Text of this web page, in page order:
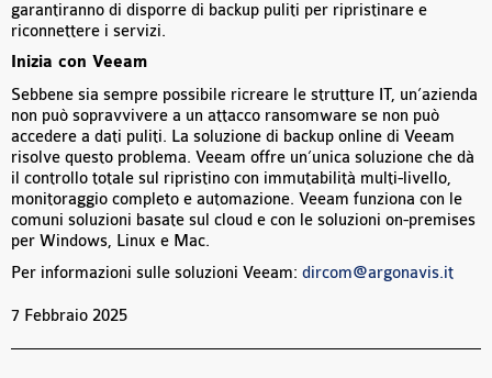
garantiranno di disporre di backup puliti per ripristinare e
riconnettere i servizi.
Inizia con Veeam
Sebbene sia sempre possibile ricreare le strutture IT, un’azienda
non può sopravvivere a un attacco ransomware se non può
accedere a dati puliti. La soluzione di backup online di Veeam
risolve questo problema. Veeam offre un’unica soluzione che dà
il controllo totale sul ripristino con immutabilità multi-livello,
monitoraggio completo e automazione. Veeam funziona con le
comuni soluzioni basate sul cloud e con le soluzioni on-premises
per Windows, Linux e Mac.
Per informazioni sulle soluzioni Veeam: dircom@argonavis.it
7 Febbraio 2025